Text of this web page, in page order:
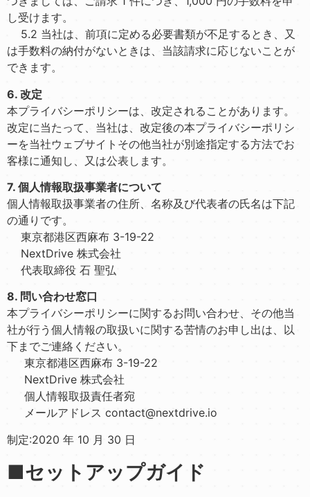
し受けます。
5.2 当社は、前項に定める必要書類が不足するとき、又
は手数料の納付がないときは、当該請求に応じないことが
できます。
6. 改定
本プライバシーポリシーは、改定されることがあります。
改定に当たって、当社は、改定後の本プライバシーポリシ
ーを当社ウェブサイトその他当社が別途指定する方法でお
客様に通知し、又は公表します。
7. 個人情報取扱事業者について
個人情報取扱事業者の住所、名称及び代表者の氏名は下記
の通りです。
東京都港区西麻布 3-19-22
NextDrive 株式会社
代表取締役 石 聖弘
8. 問い合わせ窓口
本プライバシーポリシーに関するお問い合わせ、その他当
社が行う個人情報の取扱いに関する苦情のお申し出は、以
下までご連絡ください。
東京都港区西麻布 3-19-22
NextDrive 株式会社
個人情報取扱責任者宛
メールアドレス contact@nextdrive.io
制定:2020 年 10 月 30 日
■セットアップガイド